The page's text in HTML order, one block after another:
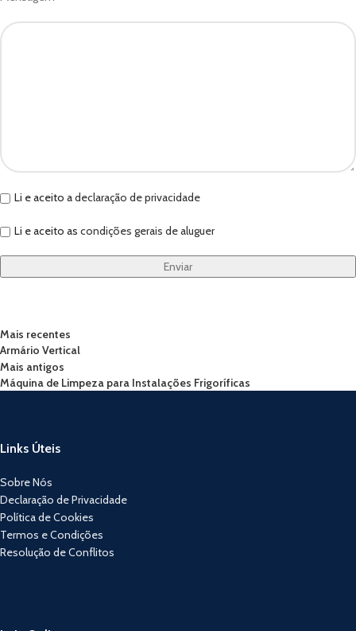
Li e aceito adeclaração de privacidade
Li e aceito as condições gerais de aluguer
Mais recentes
Armário Vertical
Mais antigos
Máquina de Limpeza para Instalações Frigoríficas
Links Úteis
Sobre Nós
Declaração de Privacidade
Política de Cookies
Termos e Condições
Resolução de Conflitos